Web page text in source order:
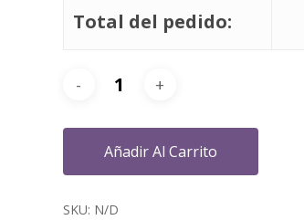
Total del pedido:
Añadir Al Carrito
SKU: N/D